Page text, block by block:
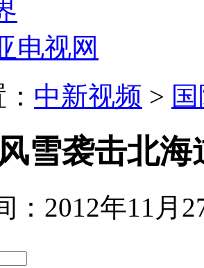
电视网
中新视频 >
雪袭击北
：2012年11月